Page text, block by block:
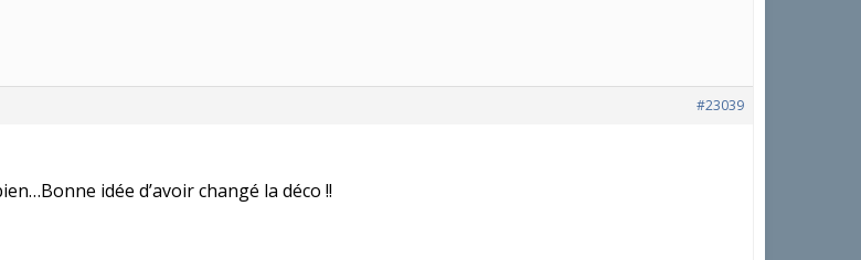
#23039
idée d’avoir changé la déco !!